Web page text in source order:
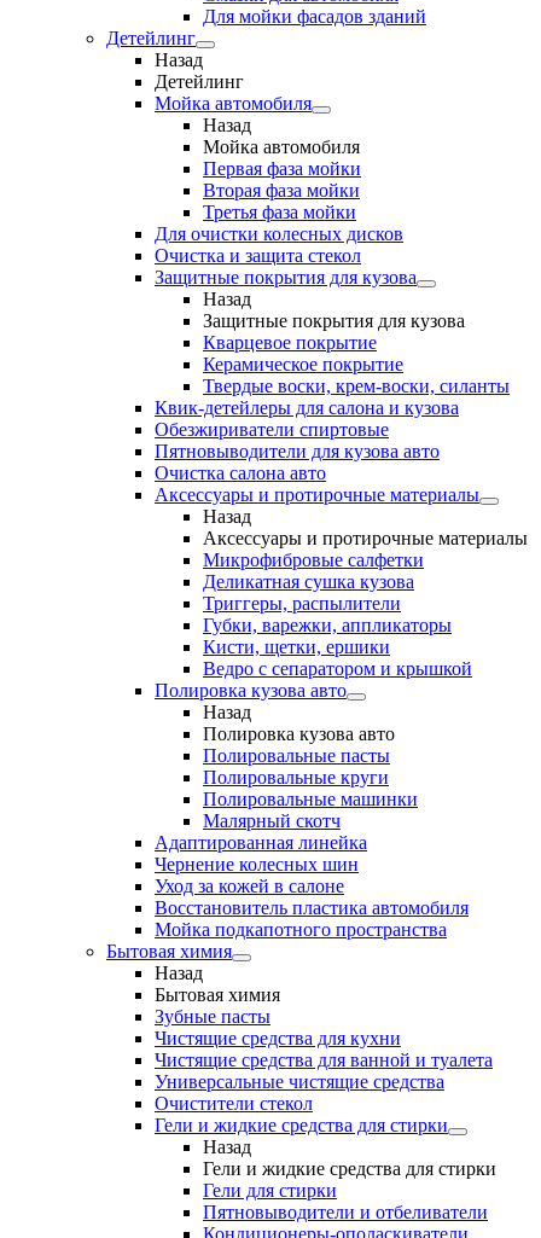
Для мойки фасадов зданий
Детейлинг
Назад
Детейлинг
Мойка автомобиля
Назад
Мойка автомобиля
Первая фаза мойки
Вторая фаза мойки
Третья фаза мойки
Для очистки колесных дисков
Очистка и защита стекол
Защитные покрытия для кузова
Назад
Защитные покрытия для кузова
Кварцевое покрытие
Керамическое покрытие
Твердые воски, крем-воски, силанты
Квик-детейлеры для салона и кузова
Обезжириватели спиртовые
Пятновыводители для кузова авто
Очистка салона авто
Аксессуары и протирочные материалы
Назад
Аксессуары и протирочные материалы
Микрофибровые салфетки
Деликатная сушка кузова
Триггеры, распылители
Губки, варежки, аппликаторы
Кисти, щетки, ершики
Ведро с сепаратором и крышкой
Полировка кузова авто
Назад
Полировка кузова авто
Полировальные пасты
Полировальные круги
Полировальные машинки
Малярный cкотч
Адаптированная линейка
Чернение колесных шин
Уход за кожей в салоне
Восстановитель пластика автомобиля
Мойка подкапотного пространства
Бытовая химия
Назад
Бытовая химия
Зубные пасты
Чистящие средства для кухни
Чистящие средства для ванной и туалета
Универсальные чистящие средства
Очистители стекол
Гели и жидкие средства для стирки
Назад
Гели и жидкие средства для стирки
Гели для стирки
Пятновыводители и отбеливатели
Кондиционеры-ополаскиватели